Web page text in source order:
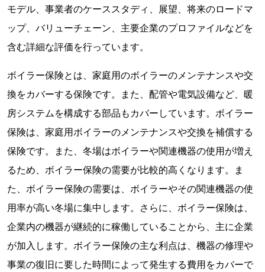
モデル、事業者のケーススタディ、展望、将来のロードマ
ップ、バリューチェーン、主要企業のプロファイルなどを
含む詳細な評価を行っています。
ボイラー保険とは、家庭用のボイラーのメンテナンスや交
換をカバーする保険です。また、配管や電気設備など、暖
房システムを構成する部品もカバーしています。ボイラー
保険は、家庭用ボイラーのメンテナンスや交換を補償する
保険です。また、冬場はボイラーや関連機器の使用が増え
るため、ボイラー保険の需要が比較的高くなります。ま
た、ボイラー保険の需要は、ボイラーやその関連機器の使
用率が高い冬場に集中します。さらに、ボイラー保険は、
企業内の機器が継続的に稼働していることから、主に企業
が加入します。ボイラー保険の主な利点は、機器の修理や
事業の復旧に要した時間によって発生する費用をカバーで